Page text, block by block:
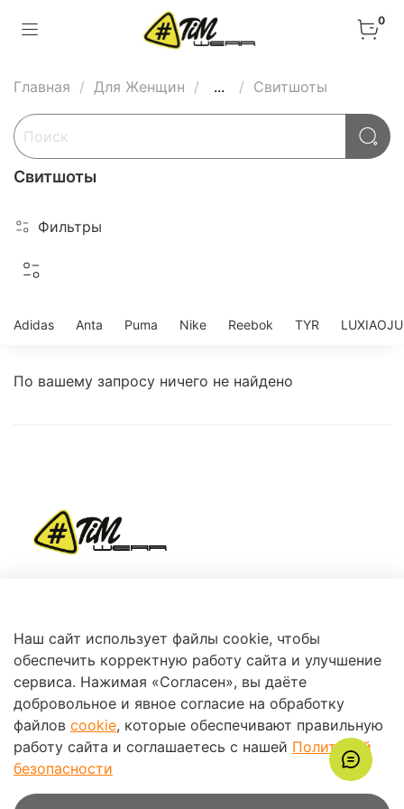
0
Главная Для Женщин ... Свитшоты
Свитшоты
Фильтры
Adidas Anta Puma Nike Reebok TYR
По вашему запросу ничего не найдено
Поддержка
+7 (966) 360-87-78
Наш сайт использует файлы cookie, чтобы
обеспечить корректную работу сайта и улучшение
сервиса. Нажимая «Согласен», вы даёте
добровольное и явное согласие на обработку
файлов cookie, которые обеспечивают правильную
работу сайта и соглашаетесь с нашей Политикой
безопасности